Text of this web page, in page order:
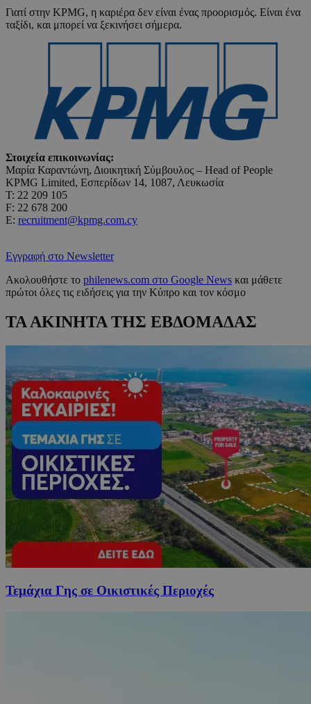
Γιατί στην KPMG, η καριέρα δεν είναι ένας προορισμός. Είναι ένα
ταξίδι, και μπορεί να ξεκινήσει σήμερα.
Στοιχεία επικοινωνίας:
Μαρία Καραντώνη, Διοικητική Σύμβουλος – Head of People
KPMG Limited, Εσπερίδων 14, 1087, Λευκωσία
Τ: 22 209 105
F: 22 678 200
E: recruitment@kpmg.com.cy
Εγγραφή στο Newsletter
Ακολουθήστε το philenews.com στο Google News και μάθετε
πρώτοι όλες τις ειδήσεις για την Κύπρο και τον κόσμο
ΤΑ ΑΚΙΝΗΤΑ ΤΗΣ ΕΒΔΟΜΑΔΑΣ
Τεμάχια Γης σε Οικιστικές Περιοχές